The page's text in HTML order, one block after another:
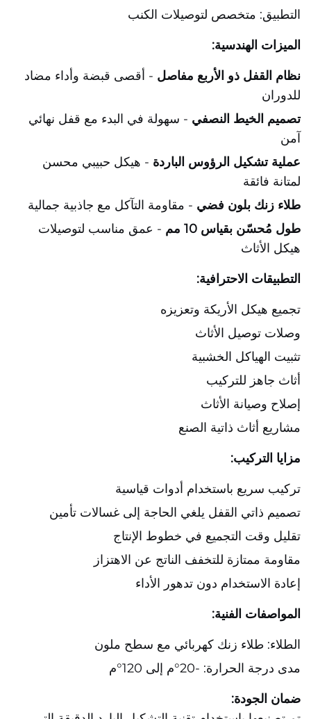
التطبيق: متخصص لتوصيلات الكنب
الميزات الهندسية:
نظام القفل ذو الأربع مفاصل - أقصى قبضة وأداء مضاد
للدوران
تصميم الخيط النصفي - سهولة في البدء مع قفل نهائي
آمن
عملية تشكيل الرؤوس الباردة - هيكل حبيبي محسن
لمتانة فائقة
طلاء زنك بلون فضي - مقاومة التآكل مع جاذبية جمالية
طول مُحسّن بقياس 10 مم
- عمق مناسب لتوصيلات
هيكل الأثاث
التطبيقات الاحترافية:
تجميع هيكل الأريكة وتعزيزه
وصلات توصيل الأثاث
تثبيت الهياكل الخشبية
أثاث جاهز للتركيب
إصلاح وصيانة الأثاث
مشاريع أثاث ذاتية الصنع
مزايا التركيب:
تركيب سريع باستخدام أدوات قياسية
تصميم ذاتي القفل يلغي الحاجة إلى غسالات تأمين
تقليل وقت التجميع في خطوط الإنتاج
مقاومة ممتازة للتخفف الناتج عن الاهتزاز
إعادة الاستخدام دون تدهور الأداء
المواصفات الفنية:
الطلاء: طلاء زنك كهربائي مع سطح ملون
مدى درجة الحرارة: -20°م إلى 120°م
ضمان الجودة: